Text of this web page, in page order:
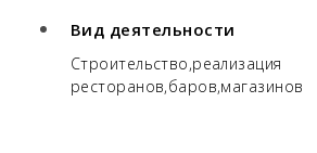
Вид деятельности
ресторанов,баров,магазинов